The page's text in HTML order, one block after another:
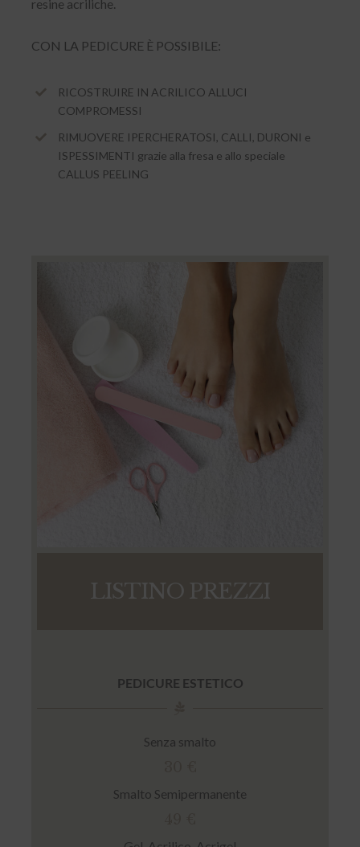
resine acriliche.
CON LA PEDICURE È POSSIBILE:
RICOSTRUIRE IN ACRILICO ALLUCI
COMPROMESSI
RIMUOVERE IPERCHERATOSI, CALLI, DURONI e
ISPESSIMENTI grazie alla fresa e allo speciale
CALLUS PEELING
LISTINO PREZZI
PEDICURE ESTETICO
Senza smalto
Smalto Semipermanente